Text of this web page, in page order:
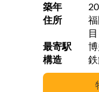
築年
住所
目
最寄駅
構造